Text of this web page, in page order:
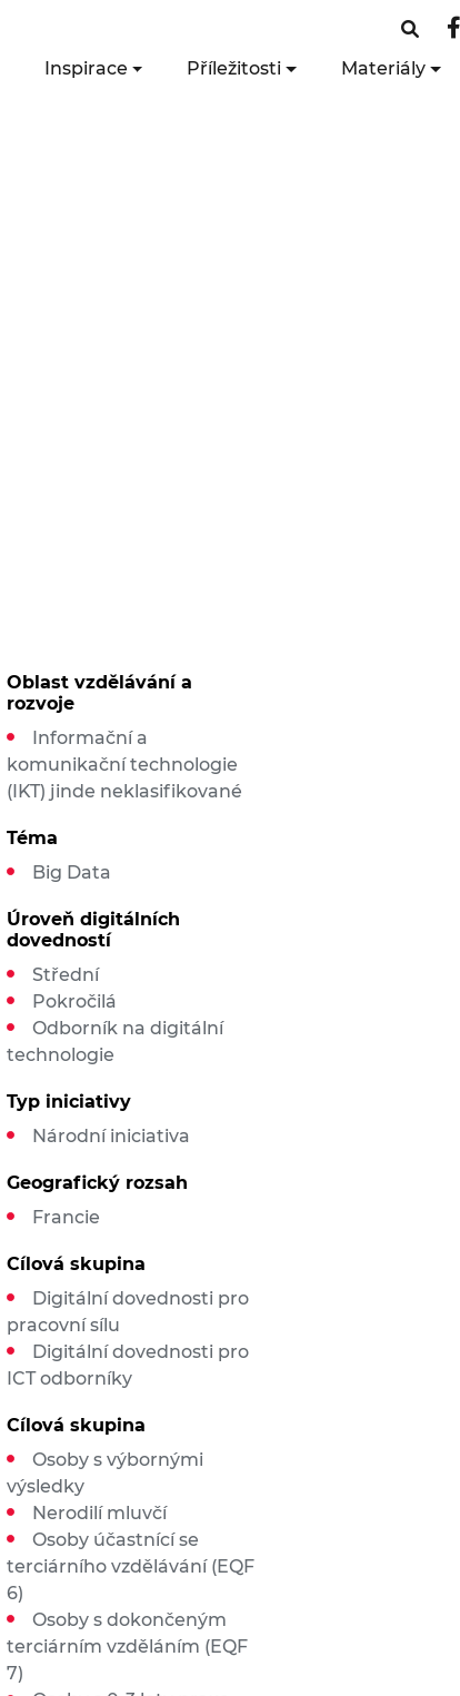
Inspirace Příležitosti Materiály
Oblast vzdělávání a
rozvoje
Informační a
komunikační technologie
(IKT) jinde neklasifikované
Téma
Big Data
Úroveň digitálních
dovedností
Střední
Pokročilá
Odborník na digitální
technologie
Typ iniciativy
Národní iniciativa
Geografický rozsah
Francie
Cílová skupina
Digitální dovednosti pro
pracovní sílu
Digitální dovednosti pro
ICT odborníky
Cílová skupina
Osoby s výbornými
výsledky
Nerodilí mluvčí
Osoby účastnící se
terciárního vzdělávání (EQF
6)
Osoby s dokončeným
terciárním vzděláním (EQF
7)